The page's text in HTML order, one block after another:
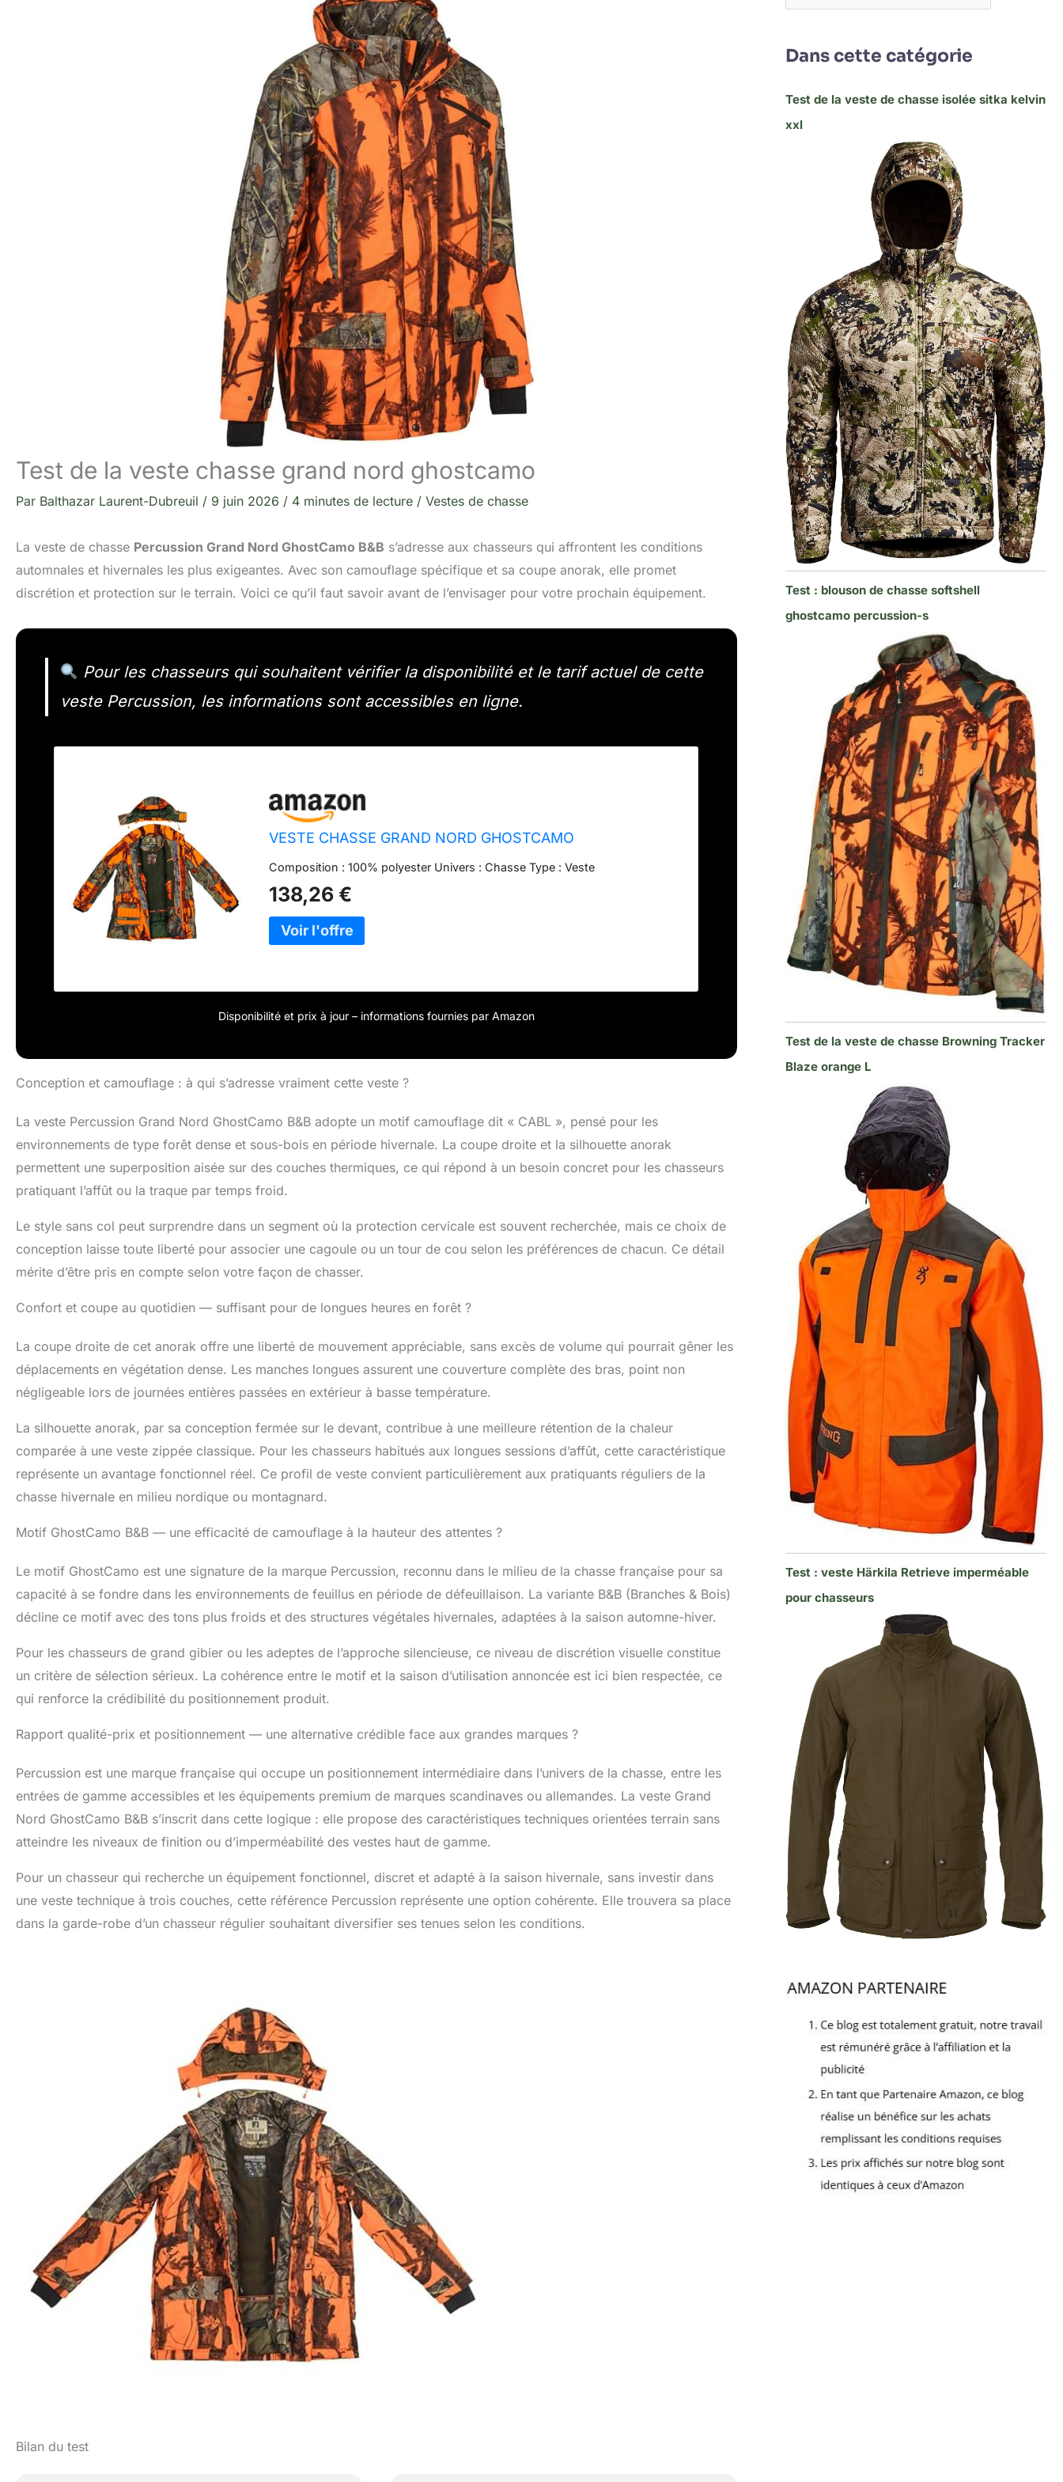
Test de la veste chasse grand nord ghostcamo
Par Balthazar Laurent-Dubreuil / 9 juin 2026 / 4 minutes de lecture / Vestes de chasse
La veste de chasse Percussion Grand Nord GhostCamo B&B s’adresse aux chasseurs qui affrontent les conditions
automnales et hivernales les plus exigeantes. Avec son camouflage spécifique et sa coupe anorak, elle promet
discrétion et protection sur le terrain. Voici ce qu’il faut savoir avant de l’envisager pour votre prochain équipement.
Pour les chasseurs qui souhaitent vérifier la disponibilité et le tarif actuel de cette
veste Percussion, les informations sont accessibles en ligne.
VESTE CHASSE GRAND NORD GHOSTCAMO
Composition : 100% polyester Univers : Chasse Type : Veste
138,26 €
Disponibilité et prix à jour – informations fournies par Amazon
Conception et camouflage : à qui s’adresse vraiment cette veste ?
La veste Percussion Grand Nord GhostCamo B&B adopte un motif camouflage dit « CABL », pensé pour les
environnements de type forêt dense et sous-bois en période hivernale. La coupe droite et la silhouette anorak
permettent une superposition aisée sur des couches thermiques, ce qui répond à un besoin concret pour les chasseurs
pratiquant l’affût ou la traque par temps froid.
Le style sans col peut surprendre dans un segment où la protection cervicale est souvent recherchée, mais ce choix de
conception laisse toute liberté pour associer une cagoule ou un tour de cou selon les préférences de chacun. Ce détail
mérite d’être pris en compte selon votre façon de chasser.
Confort et coupe au quotidien — suffisant pour de longues heures en forêt ?
La coupe droite de cet anorak offre une liberté de mouvement appréciable, sans excès de volume qui pourrait gêner les
déplacements en végétation dense. Les manches longues assurent une couverture complète des bras, point non
négligeable lors de journées entières passées en extérieur à basse température.
La silhouette anorak, par sa conception fermée sur le devant, contribue à une meilleure rétention de la chaleur
comparée à une veste zippée classique. Pour les chasseurs habitués aux longues sessions d’affût, cette caractéristique
représente un avantage fonctionnel réel. Ce profil de veste convient particulièrement aux pratiquants réguliers de la
chasse hivernale en milieu nordique ou montagnard.
Motif GhostCamo B&B — une efficacité de camouflage à la hauteur des attentes ?
Le motif GhostCamo est une signature de la marque Percussion, reconnu dans le milieu de la chasse française pour sa
capacité à se fondre dans les environnements de feuillus en période de défeuillaison. La variante B&B (Branches & Bois)
décline ce motif avec des tons plus froids et des structures végétales hivernales, adaptées à la saison automne-hiver.
Pour les chasseurs de grand gibier ou les adeptes de l’approche silencieuse, ce niveau de discrétion visuelle constitue
un critère de sélection sérieux. La cohérence entre le motif et la saison d’utilisation annoncée est ici bien respectée, ce
qui renforce la crédibilité du positionnement produit.
Rapport qualité-prix et positionnement — une alternative crédible face aux grandes marques ?
Percussion est une marque française qui occupe un positionnement intermédiaire dans l’univers de la chasse, entre les
entrées de gamme accessibles et les équipements premium de marques scandinaves ou allemandes. La veste Grand
Nord GhostCamo B&B s’inscrit dans cette logique : elle propose des caractéristiques techniques orientées terrain sans
atteindre les niveaux de finition ou d’imperméabilité des vestes haut de gamme.
Pour un chasseur qui recherche un équipement fonctionnel, discret et adapté à la saison hivernale, sans investir dans
une veste technique à trois couches, cette référence Percussion représente une option cohérente. Elle trouvera sa place
dans la garde-robe d’un chasseur régulier souhaitant diversifier ses tenues selon les conditions.
Bilan du test
Dans cette catégorie
Test de la veste de chasse isolée sitka kelvin
xxl
Test : blouson de chasse softshell
ghostcamo percussion-s
Test de la veste de chasse Browning Tracker
Blaze orange L
Test : veste Härkila Retrieve imperméable
pour chasseurs